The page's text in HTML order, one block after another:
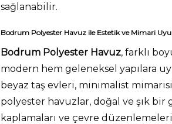
sağlanabilir.
Bodrum Polyester Havuz ile Estetik ve Mimari
Bodrum Polyester Havuz, farklı
modern hem geleneksel yapılara
beyaz taş evleri, minimalist
polyester havuzlar, doğal ve şık
kaplamaları ve çevre